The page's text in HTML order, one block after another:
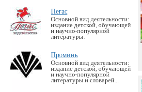
Пегас
Основной вид деятельности:
издание детской, обучающей
и научно-популярной
литературы.
Проминь
Основной вид деятельности:
издание детской, обучающей
и научно-популярной
литературы и словарей...